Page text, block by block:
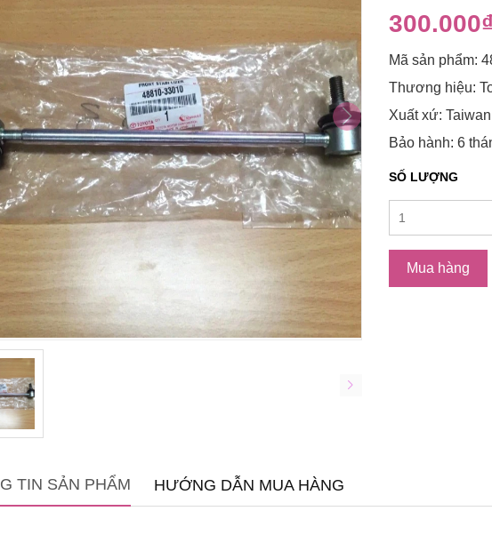
300.000₫
Mã sản phẩm:
Thương hiệu:
Xuất xứ: Taiwan
Bảo hành: 6
SỐ LƯỢNG
Mua hàng
TIN SẢN PHẨM HƯỚNG DẪN MUA HÀNG